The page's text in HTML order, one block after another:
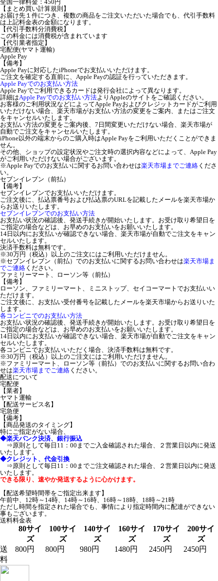
全国一律料金：450円
【まとめ買い計算規則】
お届け先１件につき、複数の商品をご注文いただいた場合でも、代引手数料
は上記料金表の金額になります。
【代引手数料分消費税】
この料金には消費税が含まれています
【代引業者指定】
宅配便(ヤマト運輸)
Apple Pay
【備考】
Apple Payに対応したiPhoneでお支払いいただけます。
ご注文を確定する直前に、Apple Payの認証を行っていただきます。
Apple Payでのお支払い方法
Apple Payでご利用できるカードは発行会社によって異なります。
詳細はApple Payでのお支払い方法よりAppleのサイトをご確認ください。
お客様のご利用状況などによってApple Payおよびクレジットカードがご利用
いただけない場合、楽天市場がお支払い方法の変更をご案内、またはご注文
をキャンセルいたします。
お支払い方法の変更をご案内後、7日間変更いただけない場合、楽天市場が
自動でご注文をキャンセルいたします。
iPhone以外の端末からのご購入時はApple Payをご利用いただくことができま
せん。
その他、ショップの設定状況やご注文時の選択内容などによって、Apple Pay
がご利用いただけない場合がございます。
※Apple Payでのお支払いに関するお問い合わせは楽天市場までご連絡 くださ
い。
セブンイレブン（前払）
【備考】
セブンイレブンでお支払いいただけます。
ご注文後に、払込票番号および払込票のURLを記載したメールを楽天市場か
らお送りいたします。
セブンイレブンでのお支払い方法
お支払い状況の確認後、発送手続きが開始いたします。お受け取り希望日を
ご指定の場合などは、お早めのお支払いをお願いいたします。
14日以内にお支払いが確認できない場合、楽天市場が自動でご注文をキャン
セルいたします。
決済手数料は無料です。
※30万円（税込）以上のご注文にはご利用いただけません。
※セブンイレブン（前払）でのお支払いに関するお問い合わせは楽天市場ま
でご連絡 ください。
ファミリーマート、ローソン等（前払）
【備考】
ローソン、ファミリーマート、ミニストップ、セイコーマートでお支払いい
ただけます。
ご注文後に、お支払い受付番号を記載したメールを楽天市場からお送りいた
します。
各コンビニでのお支払い方法
お支払い状況の確認後、発送手続きが開始いたします。お受け取り希望日を
ご指定の場合などは、お早めのお支払いをお願いいたします。
14日以内にお支払いが確認できない場合、楽天市場が自動でご注文をキャン
セルいたします。
各コンビニでお支払いいただく場合、決済手数料は無料です。
※30万円（税込）以上のご注文にはご利用いただけません。
※ファミリーマート、ローソン等（前払）でのお支払いに関するお問い合わ
せは楽天市場までご連絡 ください。
配送について
宅配便
【業者】
ヤマト運輸
【配送サービス名】
宅急便
【備考】
【商品発送のタイミング】
特にご指定がない場合、
◆楽天バンク決済、銀行振込
⇒原則として毎日11：00までご入金確認された場合、２営業日以内に発送
いたします。
◆クレジット、代金引換
⇒原則として毎日11：00までご注文確認された場合、２営業日以内に発送
いたします。
できる限り、速やか発送するように心かけます。
【配送希望時間帯をご指定出来ます】
午前中
12時～14時 14時～16時 16時～18時
18時～21時
ただし時間を指定された場合でも、事情により指定時間内に配達ができない
事もございます。
送料料金表
80サイ
ズ
100サイ
ズ
140サイ
ズ
160サイ
ズ
170サイ
ズ
200サイ
ズ
送
料
800円 800円 980円 1480円 2450円 2450円